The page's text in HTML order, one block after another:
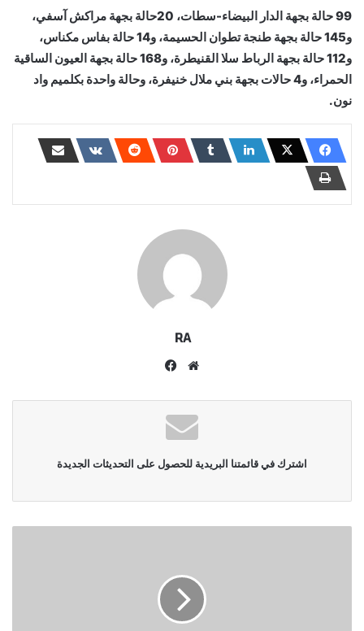
99 حالة بجهة الدار البيضاء-سطات، 20حالة بجهة مراكش آسفي،
و145 حالة بجهة طنجة تطوان الحسيمة، و14 حالة بفاس مكناس،
و112 حالة بجهة الرباط سلا القنيطرة، و168 حالة بجهة العيون الساقية
الحمراء، و4 حالات بجهة بني ملال خنيفرة، وحالة واحدة بكلميم واد
نون.
RA
موقع
اشترك في قائمتنا البريدية للحصول على التحديثات الجديدة